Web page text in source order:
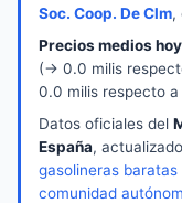
Soc. Coop. De Clm,
Precios medios
(→ 0.0 milis
0.0 milis respecto a
Datos oficiales del
España,
gasolineras
comunidad